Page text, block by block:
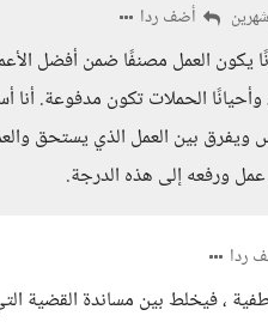
أضف ردا
يكون العمل مصنفًا ضمن أفضل
الحملات تكون مدفوعة. أنا
بين العمل الذي يستحق
ورفعه إلى هذه الدرجة.
ردا
، فيخلط بين مساندة